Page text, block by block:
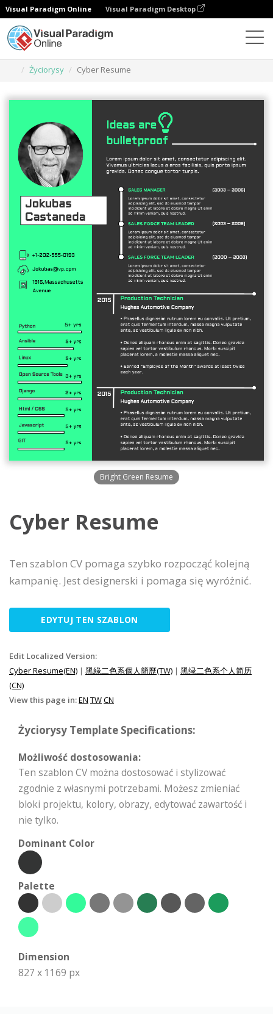
Visual Paradigm Online Visual Paradigm Desktop
Życiorysy
Cyber Resume
Bright Green Resume
Cyber Resume
Ten szablon CV pomaga szybko rozpocząć kolejną
kampanię. Jest designerski i pomaga się wyróżnić.
EDYTUJ TEN SZABLON
Edit Localized Version:
Cyber Resume(EN) | 黑綠二色系個人簡歷(TW) | 黑绿二色系个人简历
(CN)
View this page in:EN TWCN
Życiorysy Template Specifications:
Możliwość dostosowania:
Ten szablon CV można dostosować i stylizować
zgodnie z własnymi potrzebami. Możesz zmieniać
bloki projektu, kolory, obrazy, edytować zawartość i
nie tylko.
Dominant Color
Palette
Dimension
827 x 1169 px